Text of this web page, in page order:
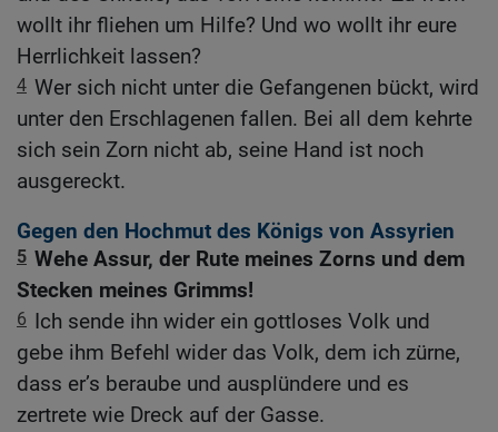
wollt ihr fliehen um Hilfe? Und wo wollt ihr eure
Herrlichkeit lassen?
4 Wer sich nicht unter die Gefangenen bückt, wird
unter den Erschlagenen fallen. Bei all dem kehrte
sich sein Zorn nicht ab, seine Hand ist noch
ausgereckt.
Gegen den Hochmut des Königs von Assyrien
5 Wehe Assur, der Rute meines Zorns und dem
Stecken meines Grimms!
6 Ich sende ihn wider ein gottloses Volk und
gebe ihm Befehl wider das Volk, dem ich zürne,
dass er’s beraube und ausplündere und es
zertrete wie Dreck auf der Gasse.